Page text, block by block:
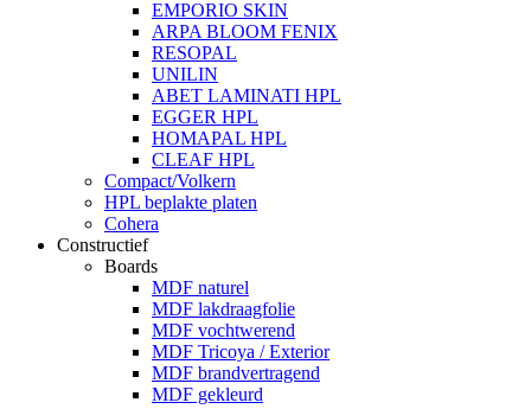
EMPORIO SKIN
ARPA BLOOM FENIX
RESOPAL
UNILIN
ABET LAMINATI HPL
EGGER HPL
HOMAPAL HPL
CLEAF HPL
Compact/Volkern
HPL beplakte platen
Cohera
Constructief
Boards
MDF naturel
MDF lakdraagfolie
MDF vochtwerend
MDF Tricoya / Exterior
MDF brandvertragend
MDF gekleurd